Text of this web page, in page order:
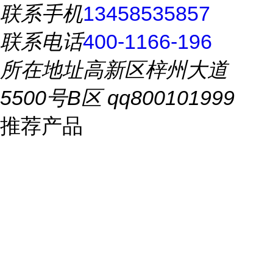
联系手机13458535857
联系电话400-1166-196
所在地址高新区梓州大道
5500号B区 qq800101999
推荐产品